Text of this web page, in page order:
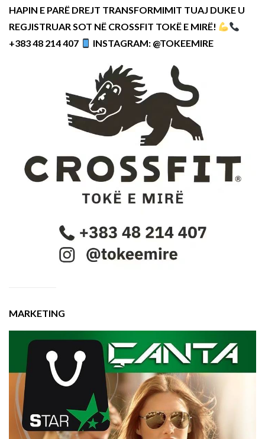
HAPIN E PARË DREJT TRANSFORMIMIT TUAJ DUKE U
REGJISTRUAR SOT NË CROSSFIT TOKË E MIRË!
+383 48 214 407
INSTAGRAM: @TOKEEMIRE
MARKETING